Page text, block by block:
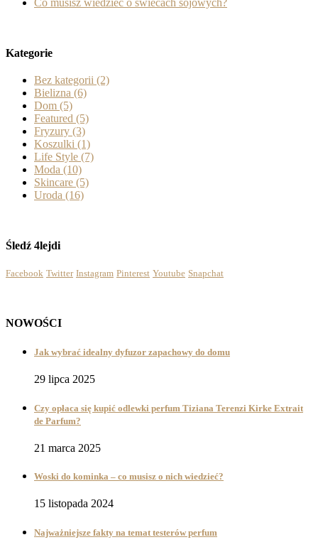
Co musisz wiedzieć o świecach sojowych?
Kategorie
Bez kategorii (2)
Bielizna (6)
Dom (5)
Featured (5)
Fryzury (3)
Koszulki (1)
Life Style (7)
Moda (10)
Skincare (5)
Uroda (16)
Śledź 4lejdi
Facebook Twitter Instagram Pinterest Youtube Snapchat
NOWOŚCI
Jak wybrać idealny dyfuzor zapachowy do domu
29 lipca 2025
Czy opłaca się kupić odlewki perfum Tiziana Terenzi Kirke Extrait
de Parfum?
21 marca 2025
Woski do kominka – co musisz o nich wiedzieć?
15 listopada 2024
Najważniejsze fakty na temat testerów perfum